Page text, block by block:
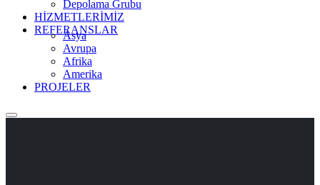
Depolama Grubu
HİZMETLERİMİZ
REFERANSLAR
Asya
Avrupa
Afrika
Amerika
PROJELER